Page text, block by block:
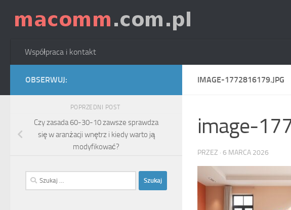
Skip to content
Współpraca i kontakt
IMAGE-1772816179.JPG
image-
PRZEZ · 6 MARCA 2026
OBSERWUJ:
POPRZEDNI POST
Czy zasada 60-30-10 zawsze sprawdza
się w aranżacji wnętrz i kiedy warto ją
modyfikować?
Szukaj: